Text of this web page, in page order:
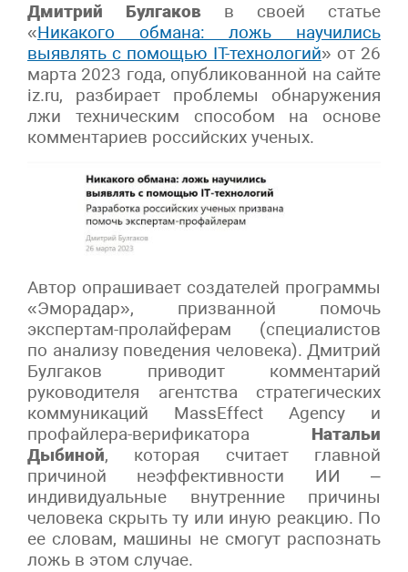
Дмитрий Булгаков в своей статье
«Никакого обмана: ложь научились
выявлять с помощью IT-технологий» от 26
марта 2023 года, опубликованной на сайте
iz.ru, разбирает проблемы обнаружения
лжи техническим способом на основе
комментариев российских ученых.
Автор опрашивает создателей программы
«Эморадар», призванной помочь
экспертам-пролайферам (специалистов
по анализу поведения человека). Дмитрий
Булгаков приводит комментарий
руководителя агентства стратегических
коммуникаций MassEffect Agency и
профайлера-верификатора Натальи
Дыбиной, которая считает главной
причиной неэффективности ИИ –
индивидуальные внутренние причины
человека скрыть ту или иную реакцию. По
ее словам, машины не смогут распознать
ложь в этом случае.